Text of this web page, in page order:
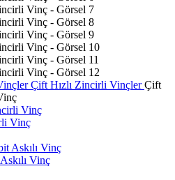
Çift Hızlı Zincirli VinçlerÇift
Vinç
Vinç